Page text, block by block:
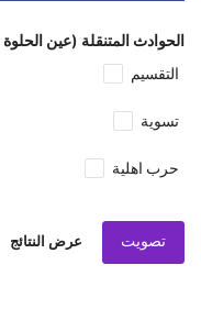
الحوادث المتنقلة (عين
التقسيم
تسوية
حرب اهلية
تصويت عرض النتائج